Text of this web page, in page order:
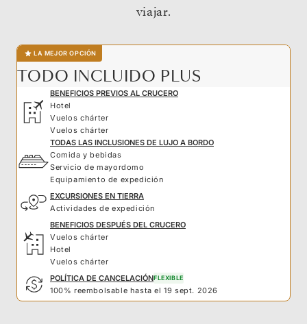
viajar.
LA MEJOR OPCIÓN
TODO INCLUIDO PLUS
BENEFICIOS PREVIOS AL CRUCERO
Hotel
Vuelos chárter
Vuelos chárter
TODAS LAS INCLUSIONES DE LUJO A BORDO
Comida y bebidas
Servicio de mayordomo
Equipamiento de expedición
EXCURSIONES EN TIERRA
Actividades de expedición
BENEFICIOS DESPUÉS DEL CRUCERO
Vuelos chárter
Hotel
Vuelos chárter
POLÍTICA DE CANCELACIÓNFLEXIBLE
100% reembolsable hasta el 19 sept. 2026